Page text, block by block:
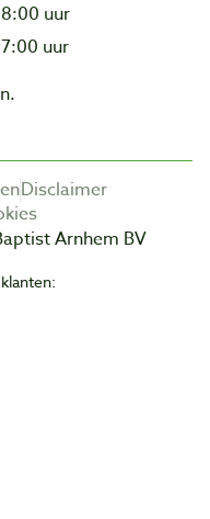
uur
uur
Disclaimer
Arnhem BV